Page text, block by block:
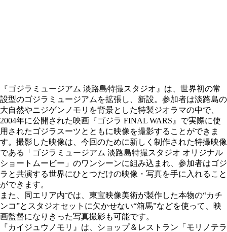
『ゴジラミュージアム 淡路島特撮スタジオ』は、世界初の常
設型のゴジラミュージアムを拡張し、新設。参加者は淡路島の
大自然やニジゲンノモリを背景とした特製ジオラマの中で、
2004年に公開された映画『ゴジラ FINAL WARS』で実際に使
用されたゴジラスーツとともに映像を撮影することができま
す。撮影した映像は、今回のために新しく制作された特撮映像
である「ゴジラミュージアム 淡路島特撮スタジオ オリジナル
ショートムービー」のワンシーンに組み込まれ、参加者はゴジ
ラと共演する世界にひとつだけの映像・写真を手に入れること
ができます。
また、同エリア内では、東宝映像美術が製作した本物の“カチ
ンコ”とスタジオセットに欠かせない“箱馬”などを使って、映
画監督になりきった写真撮影も可能です。
『カイジュウノモリ』は、ショップ＆レストラン「モリノテラ